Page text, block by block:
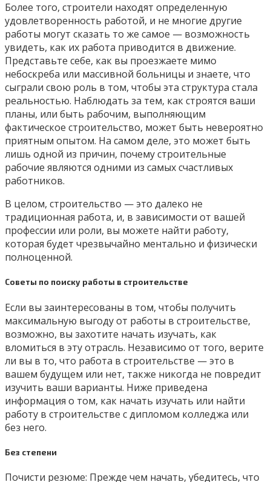
Более того, строители находят определенную
удовлетворенность работой, и не многие другие
работы могут сказать то же самое — возможность
увидеть, как их работа приводится в движение.
Представьте себе, как вы проезжаете мимо
небоскреба или массивной больницы и знаете, что
сыграли свою роль в том, чтобы эта структура стала
реальностью. Наблюдать за тем, как строятся ваши
планы, или быть рабочим, выполняющим
фактическое строительство, может быть невероятно
приятным опытом. На самом деле, это может быть
лишь одной из причин, почему строительные
рабочие являются одними из самых счастливых
работников.
В целом, строительство — это далеко не
традиционная работа, и, в зависимости от вашей
профессии или роли, вы можете найти работу,
которая будет чрезвычайно ментально и физически
полноценной.
Советы по поиску работы в строительстве
Если вы заинтересованы в том, чтобы получить
максимальную выгоду от работы в строительстве,
возможно, вы захотите начать изучать, как
вломиться в эту отрасль. Независимо от того, верите
ли вы в то, что работа в строительстве — это в
вашем будущем или нет, также никогда не повредит
изучить ваши варианты. Ниже приведена
информация о том, как начать изучать или найти
работу в строительстве с дипломом колледжа или
без него.
Без степени
Почисти резюме: Прежде чем начать, убедитесь, что